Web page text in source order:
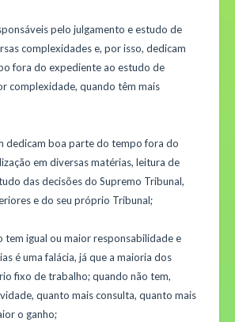
pelo julgamento e estudo de
complexidades e, por isso, dedicam
fora do expediente ao estudo de
complexidade, quando têm mais
dedicam boa parte do tempo fora do
em diversas matérias, leitura de
das decisões do Supremo Tribunal,
e do seu próprio Tribunal;
tem igual ou maior responsabilidade e
é uma falácia, já que a maioria dos
fixo de trabalho; quando não tem,
quanto mais consulta, quanto mais
o ganho;